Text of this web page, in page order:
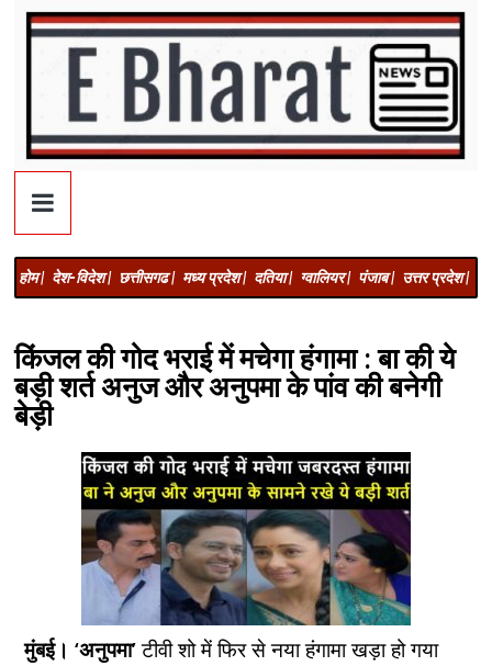
होम | देश-विदेश | छत्तीसगढ | मध्य प्रदेश | दतिया | ग्वालियर | पंजाब | उत्तर प्रदेश |
किंजल की गोद भराई में मचेगा हंगामा : बा की ये
बड़ी शर्त अनुज और अनुपमा के पांव की बनेगी
बेड़ी
मुंबई। ‘अनुपमा’टीवी शो में फिर से नया हंगामा खड़ा हो गया